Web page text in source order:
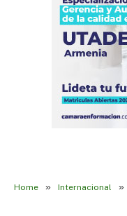
Home » Internacional »